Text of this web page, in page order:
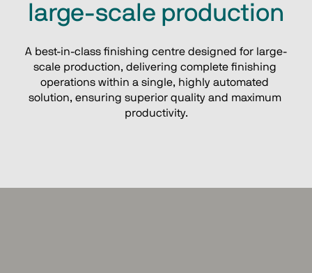
large-scale production
A best-in-class finishing centre designed for large-
scale production, delivering complete finishing
operations within a single, highly automated
solution, ensuring superior quality and maximum
productivity.